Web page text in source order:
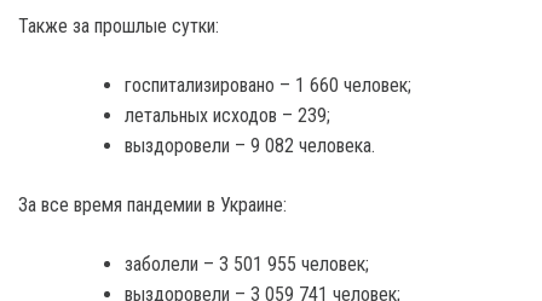
Также за прошлые сутки:
госпитализировано – 1 660 человек;
летальных исходов – 239;
выздоровели – 9 082 человека.
За все время пандемии в Украине:
заболели – 3 501 955 человек;
выздоровели – 3 059 741 человек;